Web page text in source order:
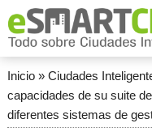
Inicio» Ciudades
capacidades de su suite
diferentes sistemas de